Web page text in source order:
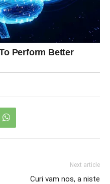
Next article
Curi vam nos, a niste